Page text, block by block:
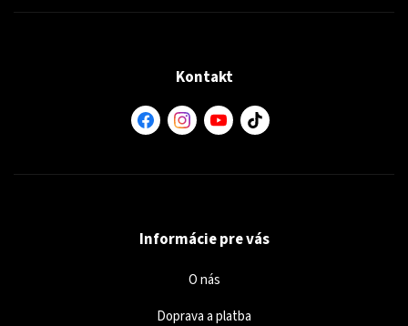
Kontakt
Informácie pre vás
O nás
Doprava a platba